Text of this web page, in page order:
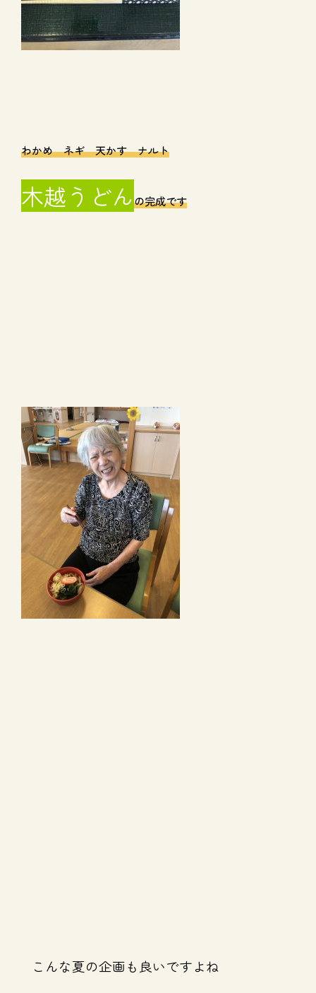
わかめ ネギ 天かす ナルト
木越うどんの完成です
こんな夏の企画も良いですよね